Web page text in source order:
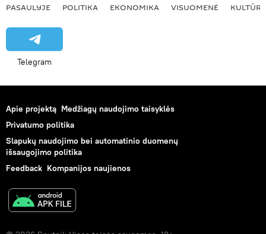
PASAULYJE POLITIKA EKONOMIKA VISUOMENĖ KULTŪRA
Telegram
Apie projektą Medžiagų naudojimo taisyklės
Privatumo politika
Slapukų naudojimo bei automatinio duomenų
išsaugojimo politika
Feedback Kompanijos naujienos